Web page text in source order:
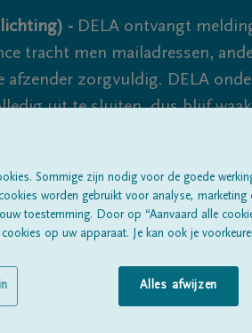
- DELA ontvangt
tracht men mailadressen,
zorgvuldig. DELA
uit te sluiten, dus blijf
Alle
Sommige zijn nodig voor de goede
worden gebruikt voor analyse, marketing
toestemming. Door op “Aanvaard alle
op uw apparaat. Je kan ook je
Alles afwijzen